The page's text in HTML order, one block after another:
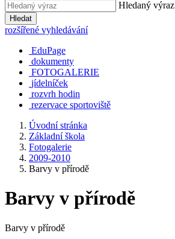
Hledaný výraz
Hledat
rozšířené vyhledávání
EduPage
dokumenty
FOTOGALERIE
jídelníček
rozvrh hodin
rezervace sportoviště
Úvodní stránka
Základní škola
Fotogalerie
2009-2010
Barvy v přírodě
Barvy v přírodě
Barvy v přírodě